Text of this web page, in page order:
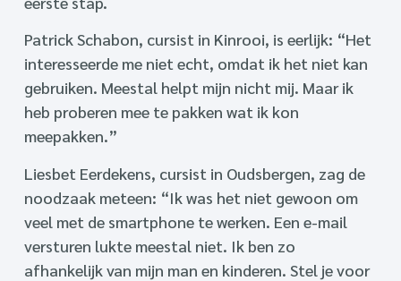
Patrick Schabon, cursist in Kinrooi, is eerlijk: “Het
interesseerde me niet echt, omdat ik het niet kan
gebruiken. Meestal helpt mijn nicht mij. Maar ik
heb proberen mee te pakken wat ik kon
meepakken.”
Liesbet Eerdekens, cursist in Oudsbergen, zag de
noodzaak meteen: “Ik was het niet gewoon om
veel met de smartphone te werken. Een e-mail
versturen lukte meestal niet. Ik ben zo
afhankelijk van mijn man en kinderen. Stel je voor